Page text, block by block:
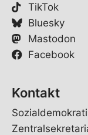
TikTok
Bluesky
Mastodon
Facebook
Kontakt